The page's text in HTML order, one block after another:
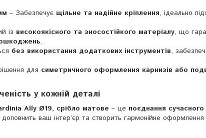
– Забезпечує щільне та надійне кріплення, ідеально
із високоякісного та зносостійкого матеріалу, що
.
без використання додаткових інструментів,
для симетричного оформлення карнизів або
у кожній деталі
Ally Ø19, срібло матове – це поєднання
ваш інтер’єр та створить гармонійне оформлення